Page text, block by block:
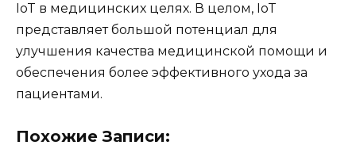
IoT в медицинских целях. В целом, IoT
представляет большой потенциал для
улучшения качества медицинской помощи и
обеспечения более эффективного ухода за
пациентами.
Похожие Записи: